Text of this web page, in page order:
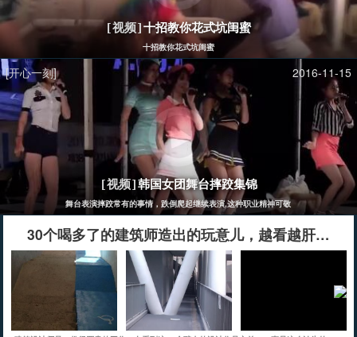
[视频]十招教你花式坑闺蜜
十招教你花式坑闺蜜
[开心一刻] 2016-11-15
[视频]韩国女团舞台摔跤集锦
舞台表演摔跤常有的事情，跌倒爬起继续表演,这种职业精神可敬
30个喝多了的建筑师造出的玩意儿，越看越肝儿颤